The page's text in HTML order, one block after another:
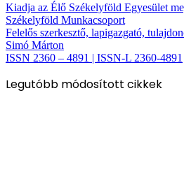
Kiadja az Élő Székelyföld Egyesület
Székelyföld Munkacsoport
Felelős szerkesztő, lapigazgató,
Simó Márton
ISSN 2360 – 4891 | ISSN-L 2360-4891
Legutóbb módosított cikkek